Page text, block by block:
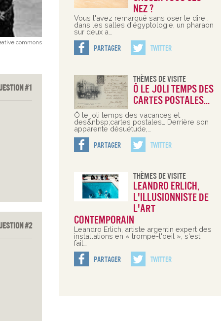
commons
#1
#2
nez ?
Vous l'avez remarqué sans oser le dire :
dans les salles d'égyptologie, un pharaon
sur deux a…
Partager Twitter
Thèmes De Visite
Ô le joli temps des
cartes postales…
Ô le joli temps des vacances et
des&nbsp;cartes postales… Derrière son
apparente désuétude,…
Partager Twitter
Thèmes De Visite
Leandro Erlich,
l'illusionniste de
l'art
contemporain
Leandro Erlich, artiste argentin expert des
installations en « trompe-l'oeil », s'est
fait…
Partager Twitter